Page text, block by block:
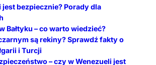
bezpiecznie? Porady dla
Bałtyku – co warto wiedzieć?
są rekiny? Sprawdź fakty o
i Turcji
– czy w Wenezueli jest